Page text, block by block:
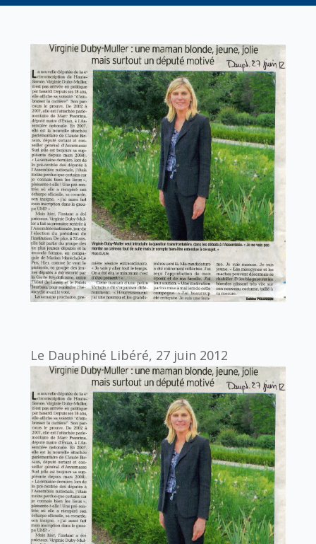
Le Dauphiné Libéré, 27 juin 2012